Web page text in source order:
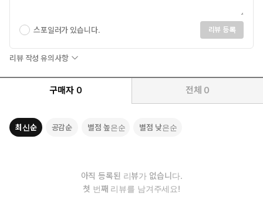
스포일러가 있습니다. 리뷰 등록
리뷰 작성 유의사항
구매자 0 전체 0
최신순 공감순 별점 높은순 별점 낮은순
아직 등록된 리뷰가 없습니다.
첫 번째 리뷰를 남겨주세요!